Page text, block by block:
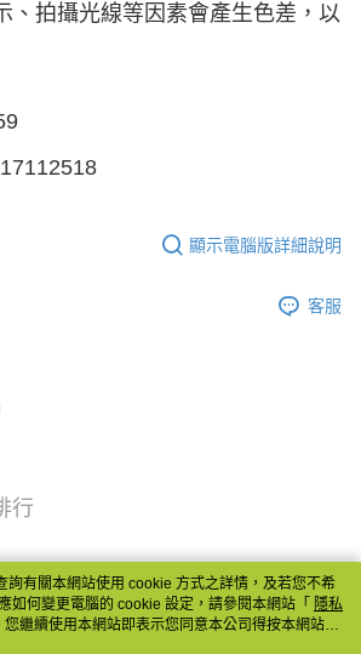
、拍攝光線等因素會產生色差，以
顯示電腦版詳細說明
客服
行
詢有關本網站使用 cookie 方式之詳情，及若您不希
如何變更電腦的 cookie 設定，請參閱本網站「 隱私
您繼續使用本網站即表示您同意本公司得按本網站使
。